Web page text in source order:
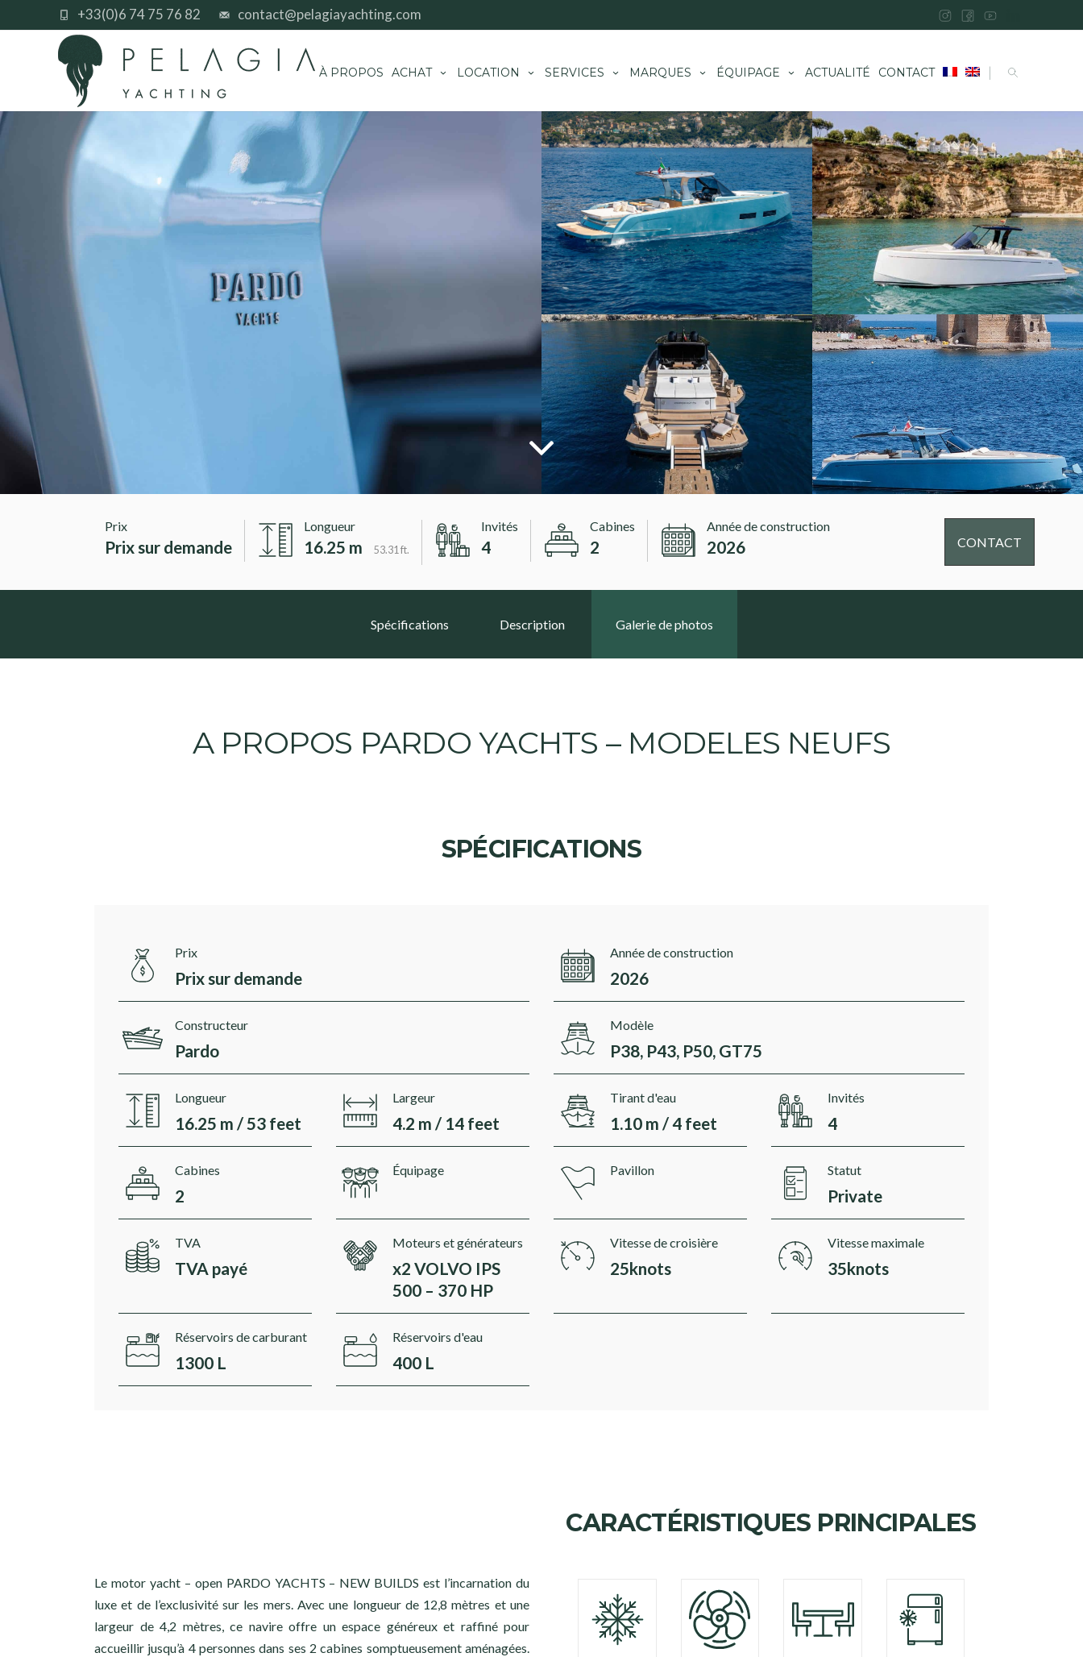
contact@pelagiayachting.com
+33(0)6 74 75 76 82
À PROPOS ACHAT LOCATION SERVICES MARQUES ÉQUIPAGE ACTUALITÉ CONTACT |
Prix
Prix sur demande
Longueur
16.25 m 53.31 ft.
Invités
4
Cabines
2
Année de construction
2026 CONTACT
Spécifications Description Galerie de photos
A PROPOS PARDO YACHTS – MODELES NEUFS
SPÉCIFICATIONS
Prix
Prix sur demande
Année de construction
2026
Constructeur
Pardo
Modèle
P38, P43, P50, GT75
Longueur
16.25 m / 53 feet
Largeur
4.2 m / 14 feet
Tirant d'eau
1.10 m / 4 feet
Invités
4
Cabines
2
Équipage Pavillon Statut
Private
TVA
TVA payé
Moteurs et générateurs
x2 VOLVO IPS
500 – 370 HP
Vitesse de croisière
25knots
Vitesse maximale
35knots
Réservoirs de carburant
1300 L
Réservoirs d'eau
400 L
Le motor yacht – open PARDO YACHTS – NEW BUILDS est l’incarnation du
luxe et de l’exclusivité sur les mers. Avec une longueur de 12,8 mètres et une
largeur de 4,2 mètres, ce navire offre un espace généreux et raffiné pour
accueillir jusqu’à 4 personnes dans ses 2 cabines somptueusement aménagées.
CARACTÉRISTIQUES PRINCIPALES